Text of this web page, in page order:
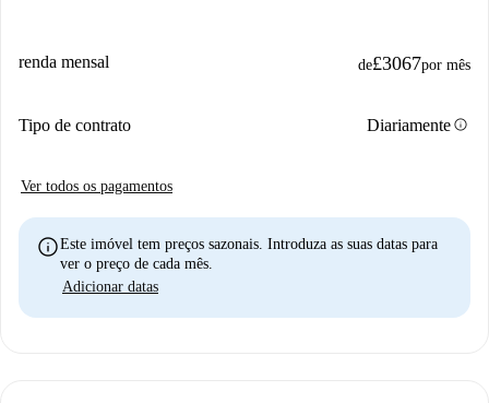
renda mensal de£3067por mês
Tipo de contrato Diariamenteinfo
Ver todos os pagamentos
infoEste imóvel tem preços sazonais. Introduza as suas datas para
ver o preço de cada mês.
Adicionar datas